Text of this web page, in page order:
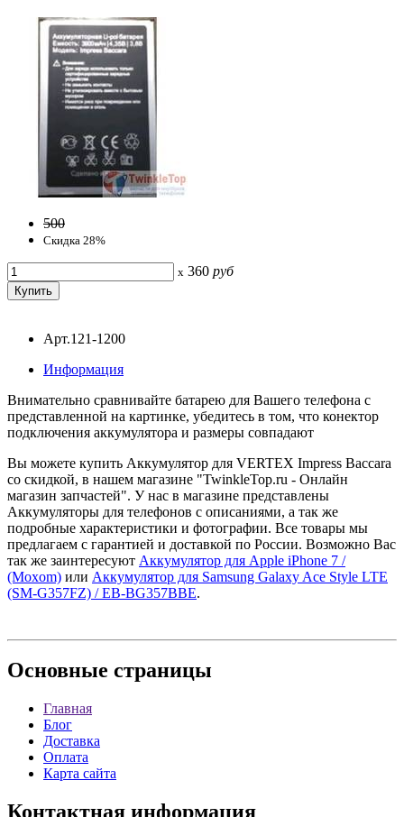
500
Скидка 28%
x 360 руб
Арт.121-1200
Информация
Внимательно сравнивайте батарею для Вашего телефона с
представленной на картинке, убедитесь в том, что конектор
подключения аккумулятора и размеры совпадают
Вы можете купить Аккумулятор для VERTEX Impress Baccara
со скидкой, в нашем магазине "TwinkleTop.ru - Онлайн
магазин запчастей". У нас в магазине представлены
Аккумуляторы для телефонов с описаниями, а так же
подробные характеристики и фотографии. Все товары мы
предлагаем с гарантией и доставкой по России. Возможно Вас
так же заинтересуют Аккумулятор для Apple iPhone 7 /
(Moxom) или Аккумулятор для Samsung Galaxy Ace Style LTE
(SM-G357FZ) / EB-BG357BBE.
Основные страницы
Главная
Блог
Доставка
Оплата
Карта сайта
Контактная информация